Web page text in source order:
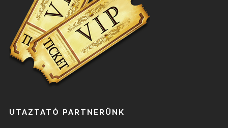
UTAZTATÓ PARTNERÜNK